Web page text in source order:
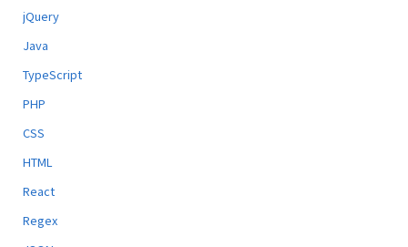
jQuery
Java
TypeScript
PHP
CSS
HTML
React
Regex